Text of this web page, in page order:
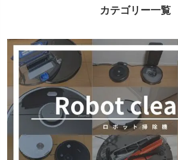
カテゴリー一覧